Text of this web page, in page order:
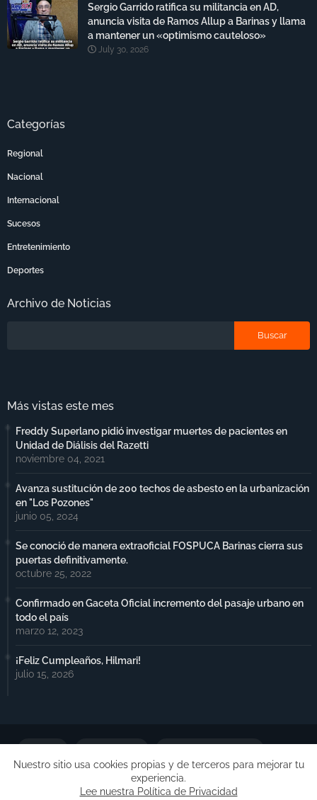
Sergio Garrido ratifica su militancia en AD,
anuncia visita de Ramos Allup a Barinas y llama
a mantener un «optimismo cauteloso»
July 30, 2026
Categorías
Regional
Nacional
Internacional
Sucesos
Entretenimiento
Deportes
Archivo de Noticias
Más vistas este mes
Freddy Superlano pidió investigar muertes de pacientes en
Unidad de Diálisis del Razetti
noviembre 04, 2021
Avanza sustitución de 200 techos de asbesto en la urbanización
en "Los Pozones"
junio 05, 2024
Se conoció de manera extraoficial FOSPUCA Barinas cierra sus
puertas definitivamente.
octubre 25, 2022
Confirmado en Gaceta Oficial incremento del pasaje urbano en
todo el país
marzo 12, 2023
¡Feliz Cumpleaños, Hilmari!
julio 15, 2026
Nuestro sitio usa cookies propias y de terceros para mejorar tu
experiencia.
Lee nuestra Política de Privacidad